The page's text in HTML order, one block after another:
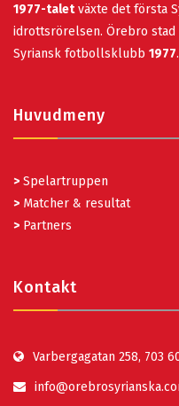
1977-taletväxte det första
idrottsrörelsen. Örebro
Syriansk fotbollsklubb 1977.
Huvudmeny
> Spelartruppen
> Matcher & resultat
> Partners
Kontakt
Varbergagatan 258, 703